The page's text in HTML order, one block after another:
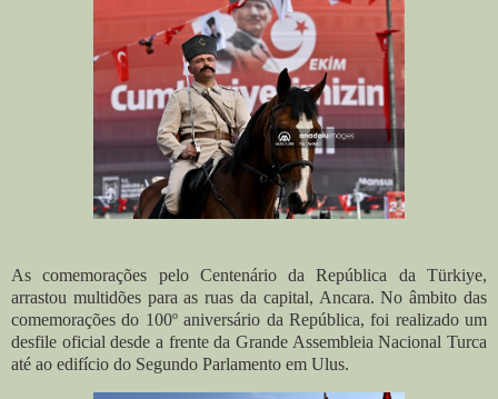
As comemorações pelo Centenário da República da Türkiye,
arrastou multidões para as ruas da capital, Ancara. No âmbito das
comemorações do 100º aniversário da República, foi realizado um
desfile oficial desde a frente da Grande Assembleia Nacional Turca
até ao edifício do Segundo Parlamento em Ulus.